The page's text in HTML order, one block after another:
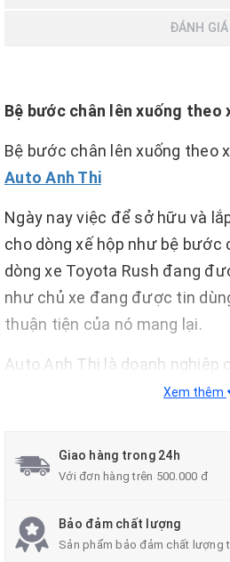
ĐÁNH GIÁ
Bệ bước chân lên xuống theo
Bệ bước chân lên xuống theo
Auto Anh Thi
Ngày nay việc để sở hữu và
cho dòng xế hộp như bệ bước
dòng xe Toyota Rush đang
như chủ xe đang được tin
thuận tiện của nó mang lại.
Auto Anh Thi là doanh nghiệp
sản phẩm đồ chơi cho xế yêu
khác nhau mang tính độc đáo
khách.
Xem thêm
Giao hàng trong 24h
Với đơn hàng trên 500.000 đ
Bảo đảm chất lượng
Sản phẩm bảo đảm chất lượng